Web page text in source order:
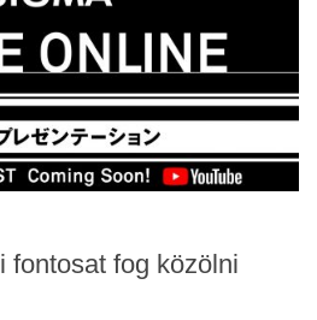
fontosat fog közölni